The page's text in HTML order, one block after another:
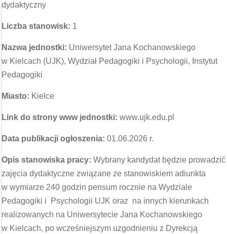
dydaktyczny
Liczba stanowisk: 1
Nazwa jednostki: Uniwersytet Jana Kochanowskiego
w Kielcach (UJK), Wydział Pedagogiki i Psychologii, Instytut
Pedagogiki
Miasto: Kielce
Link do strony www jednostki: www.ujk.edu.pl
Data publikacji ogłoszenia: 01.06.2026 r.
Opis stanowiska pracy: Wybrany kandydat będzie prowadzić
zajęcia dydaktyczne związane ze stanowiskiem adiunkta
w wymiarze 240 godzin pensum rocznie na Wydziale
Pedagogiki i Psychologii UJK oraz na innych kierunkach
realizowanych na Uniwersytecie Jana Kochanowskiego
w Kielcach, po wcześniejszym uzgodnieniu z Dyrekcją